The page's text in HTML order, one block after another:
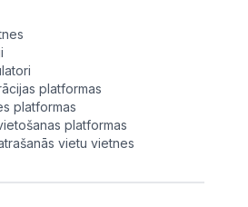
platformas
platformas
platformas
vietu vietnes